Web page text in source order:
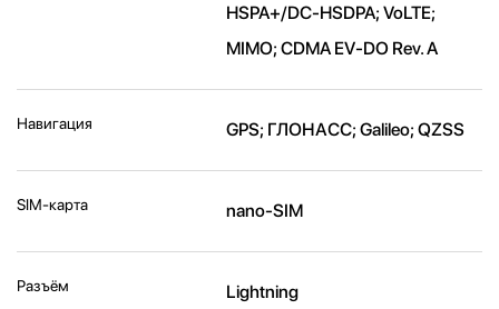
HSPA+/​DC-HSDPA; VoLTE;
MIMO; CDMA EV-DO Rev. A
Навигация GPS; ГЛОНАСС; Galileo; QZSS
SIM-карта nano-SIM
Разъём Lightning